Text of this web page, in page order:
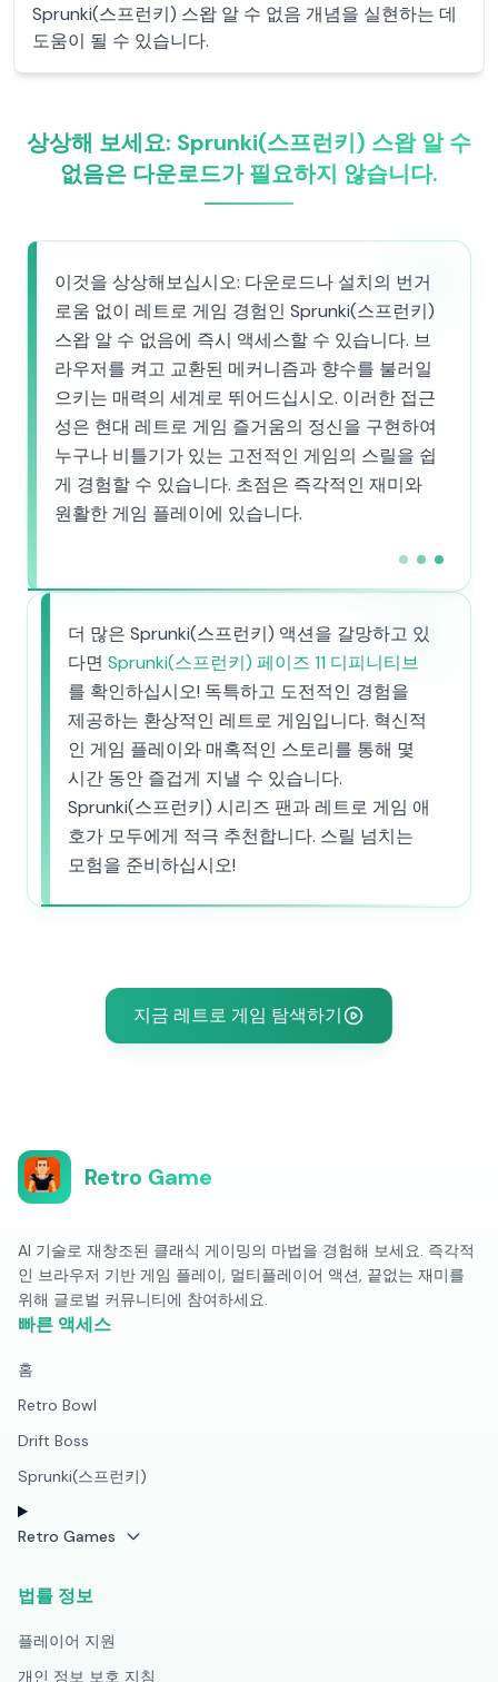
Sprunki(스프런키) 스왑 알 수 없음 개념을 실현하는 데
도움이 될 수 있습니다.
상상해 보세요: Sprunki(스프런키) 스왑 알 수
없음은 다운로드가 필요하지 않습니다.
이것을 상상해보십시오: 다운로드나 설치의 번거
로움 없이 레트로 게임 경험인 Sprunki(스프런키)
스왑 알 수 없음에 즉시 액세스할 수 있습니다. 브
라우저를 켜고 교환된 메커니즘과 향수를 불러일
으키는 매력의 세계로 뛰어드십시오. 이러한 접근
성은 현대 레트로 게임 즐거움의 정신을 구현하여
누구나 비틀기가 있는 고전적인 게임의 스릴을 쉽
게 경험할 수 있습니다. 초점은 즉각적인 재미와
원활한 게임 플레이에 있습니다.
더 많은 Sprunki(스프런키) 액션을 갈망하고 있
다면 Sprunki(스프런키) 페이즈 11 디피니티브
를 확인하십시오! 독특하고 도전적인 경험을
제공하는 환상적인 레트로 게임입니다. 혁신적
인 게임 플레이와 매혹적인 스토리를 통해 몇
시간 동안 즐겁게 지낼 수 있습니다.
Sprunki(스프런키) 시리즈 팬과 레트로 게임 애
호가 모두에게 적극 추천합니다. 스릴 넘치는
모험을 준비하십시오!
지금 레트로 게임 탐색하기
Retro Game
AI 기술로 재창조된 클래식 게이밍의 마법을 경험해 보세요. 즉각적
인 브라우저 기반 게임 플레이, 멀티플레이어 액션, 끝없는 재미를
위해 글로벌 커뮤니티에 참여하세요.
빠른 액세스
홈
Retro Bowl
Drift Boss
Sprunki(스프런키)
Retro Games
법률 정보
플레이어 지원
개인 정보 보호 지침